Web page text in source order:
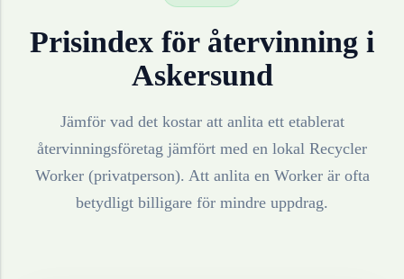
Prisindex för återvinning i
Askersund
Jämför vad det kostar att anlita ett etablerat
återvinningsföretag jämfört med en lokal Recycler
Worker (privatperson). Att anlita en Worker är ofta
betydligt billigare för mindre uppdrag.